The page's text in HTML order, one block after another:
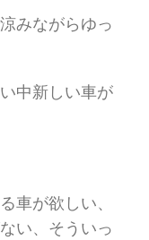
みながらゆっ
中新しい車が
車が欲しい、
い、そういっ